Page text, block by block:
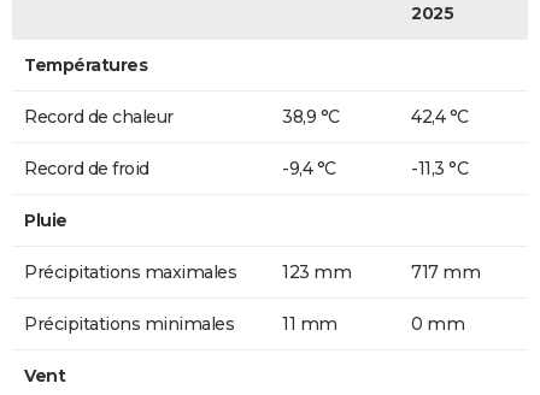
2025
Températures
Record de chaleur 38,9 °C 42,4 °C
Record de froid -9,4 °C -11,3 °C
Pluie
Précipitations maximales 123 mm 717 mm
Précipitations minimales 11 mm 0 mm
Vent